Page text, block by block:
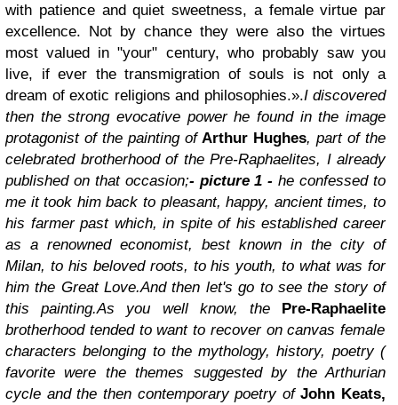
with patience and quiet sweetness, a female virtue par
excellence. Not by chance they were also the virtues
most valued in "your" century, who probably saw you
live, if ever the transmigration of souls is not only a
dream of exotic religions and philosophies.».I discovered
then the strong evocative power he found in the image
protagonist of the painting of Arthur Hughes, part of the
celebrated brotherhood of the Pre-Raphaelites, I already
published on that occasion;- picture 1 - he confessed to
me it took him back to pleasant, happy, ancient times, to
his farmer past which, in spite of his established career
as a renowned economist, best known in the city of
Milan, to his beloved roots, to his youth, to what was for
him the Great Love.And then let's go to see the story of
this painting.As you well know, the Pre-Raphaelite
brotherhood tended to want to recover on canvas female
characters belonging to the mythology, history, poetry (
favorite were the themes suggested by the Arthurian
cycle and the then contemporary poetry ofJohn Keats,